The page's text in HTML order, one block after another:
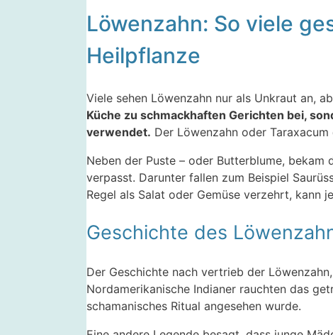
Löwenzahn: So viele
Heilpflanze
Viele sehen Löwenzahn nur als Unkraut an,
Küche zu schmackhaften Gerichten bei,
verwendet. Der Löwenzahn oder
Neben der Puste – oder Butterblume, bekam
verpasst. Darunter fallen zum Beispiel
Regel als Salat oder Gemüse verzehrt, kann
Geschichte des
Der Geschichte nach vertrieb der
Nordamerikanische Indianer rauchten das
schamanisches Ritual angesehen wurde.